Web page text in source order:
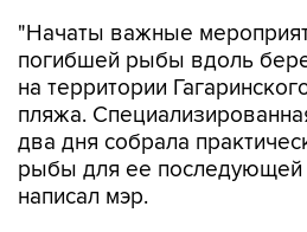
"Начаты важные
погибшей рыбы вдоль
на территории
пляжа.
два дня собрала
рыбы для ее последующей
написал мэр.